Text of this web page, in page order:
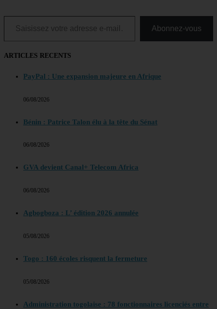
Saisissez votre adresse e-mail…
Abonnez-vous
ARTICLES RECENTS
PayPal : Une expansion majeure en Afrique
06/08/2026
Bénin : Patrice Talon élu à la tête du Sénat
06/08/2026
GVA devient Canal+ Telecom Africa
06/08/2026
Agbogboza : L’ édition 2026 annulée
05/08/2026
Togo : 160 écoles risquent la fermeture
05/08/2026
Administration togolaise : 78 fonctionnaires licenciés entre